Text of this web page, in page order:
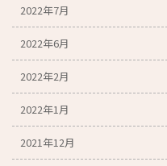
2022年7月
2022年6月
2022年2月
2022年1月
2021年12月